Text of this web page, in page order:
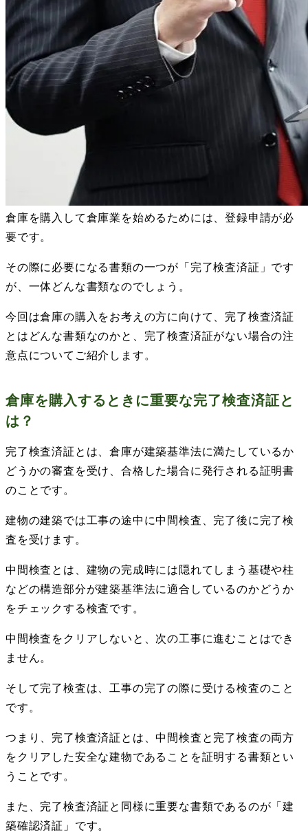
倉庫を購入して倉庫業を始めるためには、登録申請が必
要です。
その際に必要になる書類の一つが「完了検査済証」です
が、一体どんな書類なのでしょう。
今回は倉庫の購入をお考えの方に向けて、完了検査済証
とはどんな書類なのかと、完了検査済証がない場合の注
意点についてご紹介します。
倉庫を購入するときに重要な完了検査済証と
は？
完了検査済証とは、倉庫が建築基準法に満たしているか
どうかの審査を受け、合格した場合に発行される証明書
のことです。
建物の建築では工事の途中に中間検査、完了後に完了検
査を受けます。
中間検査とは、建物の完成時には隠れてしまう基礎や柱
などの構造部分が建築基準法に適合しているのかどうか
をチェックする検査です。
中間検査をクリアしないと、次の工事に進むことはでき
ません。
そして完了検査は、工事の完了の際に受ける検査のこと
です。
つまり、完了検査済証とは、中間検査と完了検査の両方
をクリアした安全な建物であることを証明する書類とい
うことです。
また、完了検査済証と同様に重要な書類であるのが「建
築確認済証」です。